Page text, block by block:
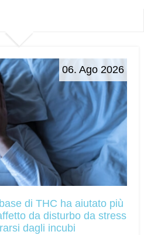
06. Ago 2026
di THC ha aiutato più
da disturbo da stress
dagli incubi